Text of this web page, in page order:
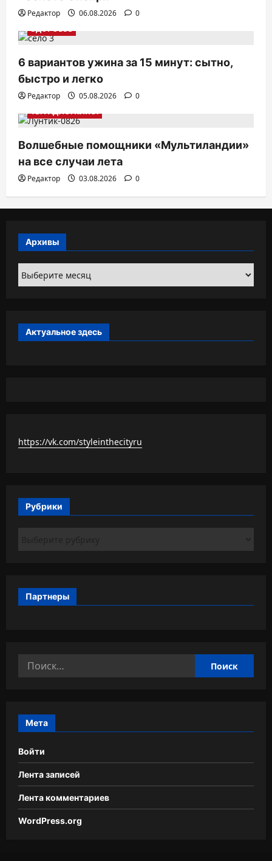
Редактор 06.08.2026
0
ЗДОРОВЬЕ
6 вариантов ужина за 15 минут: сытно,
быстро и легко
Редактор 05.08.2026
0
ТВ. РАДИО. КИНО.
Волшебные помощники «Мультиландии»
на все случаи лета
Редактор 03.08.2026 0
Архивы
Архивы
Актуальное здесь
https://vk.com/styleinthecityru
Рубрики
Партнеры
Найти:
Мета
Войти
Лента записей
Лента комментариев
WordPress.org